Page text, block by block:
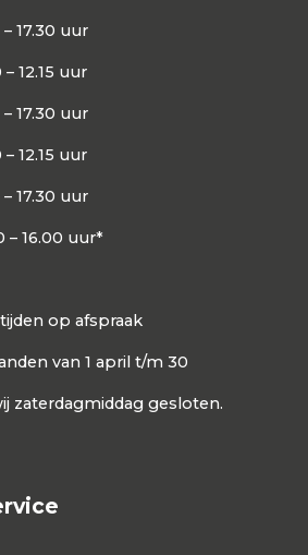
– 17.30 uur
– 12.15 uur
– 17.30 uur
– 12.15 uur
– 17.30 uur
– 16.00 uur*
op afspraak
van 1 april t/m 30
zaterdagmiddag gesloten.